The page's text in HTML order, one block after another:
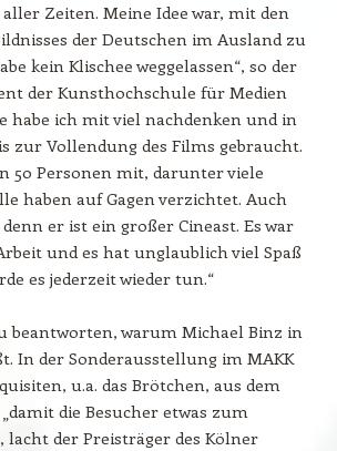
Zeiten. Meine Idee war, mit den
der Deutschen im Ausland zu
kein Klischee weggelassen“, so der
der Kunsthochschule für Medien
habe ich mit viel nachdenken und in
zur Vollendung des Films gebraucht.
50 Personen mit, darunter viele
haben auf Gagen verzichtet. Auch
er ist ein großer Cineast. Es war
und es hat unglaublich viel Spaß
es jederzeit wieder tun.“
beantworten, warum Michael Binz in
In der Sonderausstellung im MAKK
u.a. das Brötchen, aus dem
die Besucher etwas zum
lacht der Preisträger des Kölner